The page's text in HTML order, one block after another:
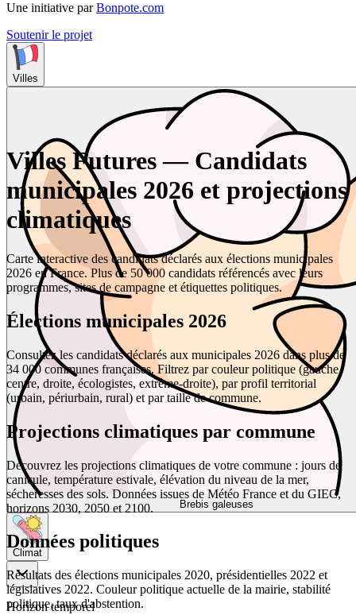
Une initiative par Bonpote.com
Soutenir le projet
Villes
Brebis galeuses
Climat
Horizon temporel
Villes Futures — Candidats
municipales 2026 et projections
climatiques
Carte interactive des candidats déclarés aux élections municipales
2026 en France. Plus de 50 000 candidats référencés avec leurs
programmes, sites de campagne et étiquettes politiques.
Élections municipales 2026
Consultez les candidats déclarés aux municipales 2026 dans plus de
34 000 communes françaises. Filtrez par couleur politique (gauche,
centre, droite, écologistes, extrême-droite), par profil territorial
(urbain, périurbain, rural) et par taille de commune.
Projections climatiques par commune
Découvrez les projections climatiques de votre commune : jours de
canicule, température estivale, élévation du niveau de la mer,
sécheresses des sols. Données issues de Météo France et du GIEC,
horizons 2030, 2050 et 2100.
Données politiques
Résultats des élections municipales 2020, présidentielles 2022 et
législatives 2022. Couleur politique actuelle de la mairie, stabilité
politique, taux d'abstention.